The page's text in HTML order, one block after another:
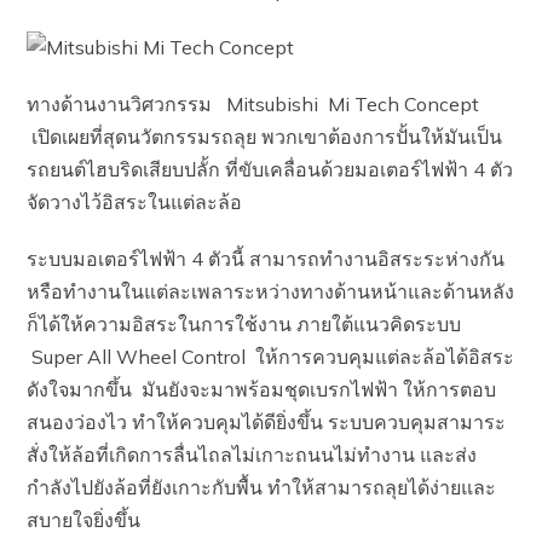
ทางด้านงานวิศวกรรม Mitsubishi Mi Tech Concept
เปิดเผยที่สุดนวัตกรรมรถลุย พวกเขาต้องการปั้นให้มันเป็น
รถยนต์ไฮบริดเสียบปลั้ก ที่ขับเคลื่อนด้วยมอเตอร์ไฟฟ้า 4 ตัว
จัดวางไว้อิสระในแต่ละล้อ
ระบบมอเตอร์ไฟฟ้า 4 ตัวนี้ สามารถทำงานอิสระระห่างกัน
หรือทำงานในแต่ละเพลาระหว่างทางด้านหน้าและด้านหลัง
ก็ได้ให้ความอิสระในการใช้งาน ภายใต้แนวคิดระบบ
Super All Wheel Control ให้การควบคุมแต่ละล้อได้อิสระ
ดังใจมากขึ้น มันยังจะมาพร้อมชุดเบรกไฟฟ้า ให้การตอบ
สนองว่องไว ทำให้ควบคุมได้ดียิ่งขึ้น ระบบควบคุมสามาระ
สั่งให้ล้อที่เกิดการลื่นไถลไม่เกาะถนนไม่ทำงาน และส่ง
กำลังไปยังล้อที่ยังเกาะกับพื้น ทำให้สามารถลุยได้ง่ายและ
สบายใจยิ่งขึ้น